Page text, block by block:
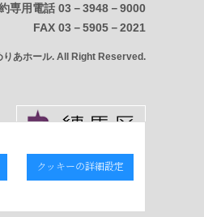
専用電話 03－3948－9000
FAX 03－5905－2021
あホール. All Right Reserved.
クッキーの詳細設定